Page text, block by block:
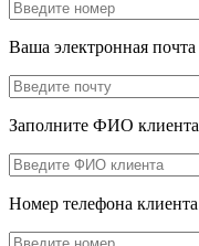
Ваша электронная почта
Заполните ФИО клиента
Номер телефона клиента